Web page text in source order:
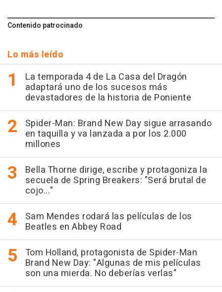
Contenido patrocinado
Lo más leído
La temporada 4 de La Casa del Dragón
adaptará uno de los sucesos más
devastadores de la historia de Poniente
Spider-Man: Brand New Day sigue arrasando
en taquilla y va lanzada a por los 2.000
millones
Bella Thorne dirige, escribe y protagoniza la
secuela de Spring Breakers: "Será brutal de
cojo..."
Sam Mendes rodará las películas de los
Beatles en Abbey Road
Tom Holland, protagonista de Spider-Man
Brand New Day: "Algunas de mis películas
son una mierda. No deberías verlas"